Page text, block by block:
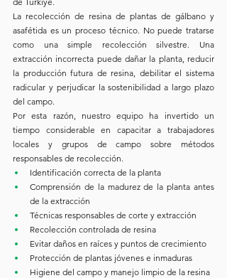
La recolección de resina de plantas de gálbano y
asafétida es un proceso técnico. No puede tratarse
como una simple recolección silvestre. Una
extracción incorrecta puede dañar la planta, reducir
la producción futura de resina, debilitar el sistema
radicular y perjudicar la sostenibilidad a largo plazo
del campo.
Por esta razón, nuestro equipo ha invertido un
tiempo considerable en capacitar a trabajadores
locales y grupos de campo sobre métodos
responsables de recolección.
Identificación correcta de la planta
Comprensión de la madurez de la planta antes
de la extracción
Técnicas responsables de corte y extracción
Recolección controlada de resina
Evitar daños en raíces y puntos de crecimiento
Protección de plantas jóvenes e inmaduras
Higiene del campo y manejo limpio de la resina